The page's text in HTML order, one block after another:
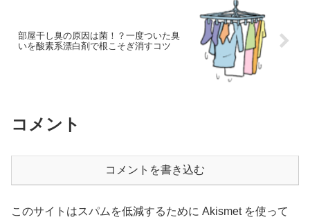
部屋干し臭の原因は菌！？一度ついた臭
いを酸素系漂白剤で根こそぎ消すコツ
コメント
コメントを書き込む
このサイトはスパムを低減するために Akismet を使って